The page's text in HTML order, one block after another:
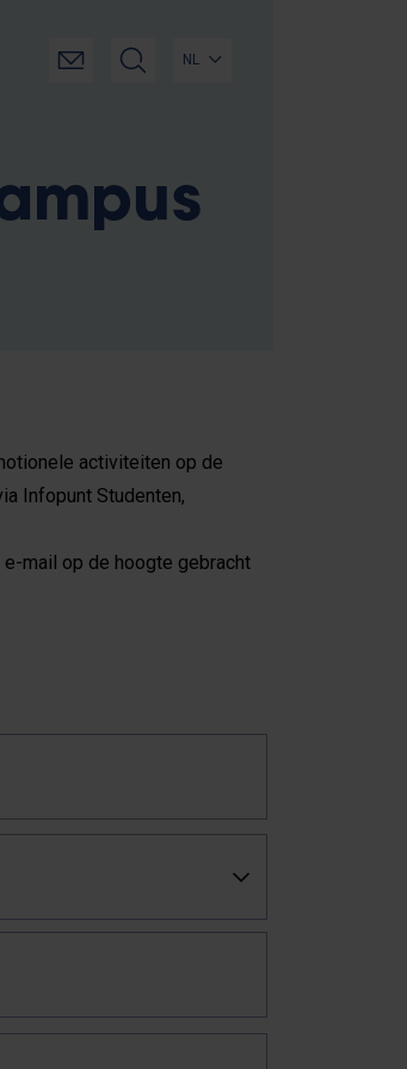
NL
activiteiten op de
Infopunt Studenten,
mail op de hoogte gebracht